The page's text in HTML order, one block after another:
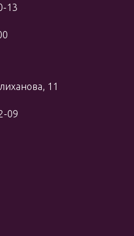
13
09
11